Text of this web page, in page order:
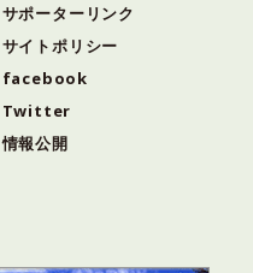
サポーターリンク
サイトポリシー
facebook
Twitter
情報公開